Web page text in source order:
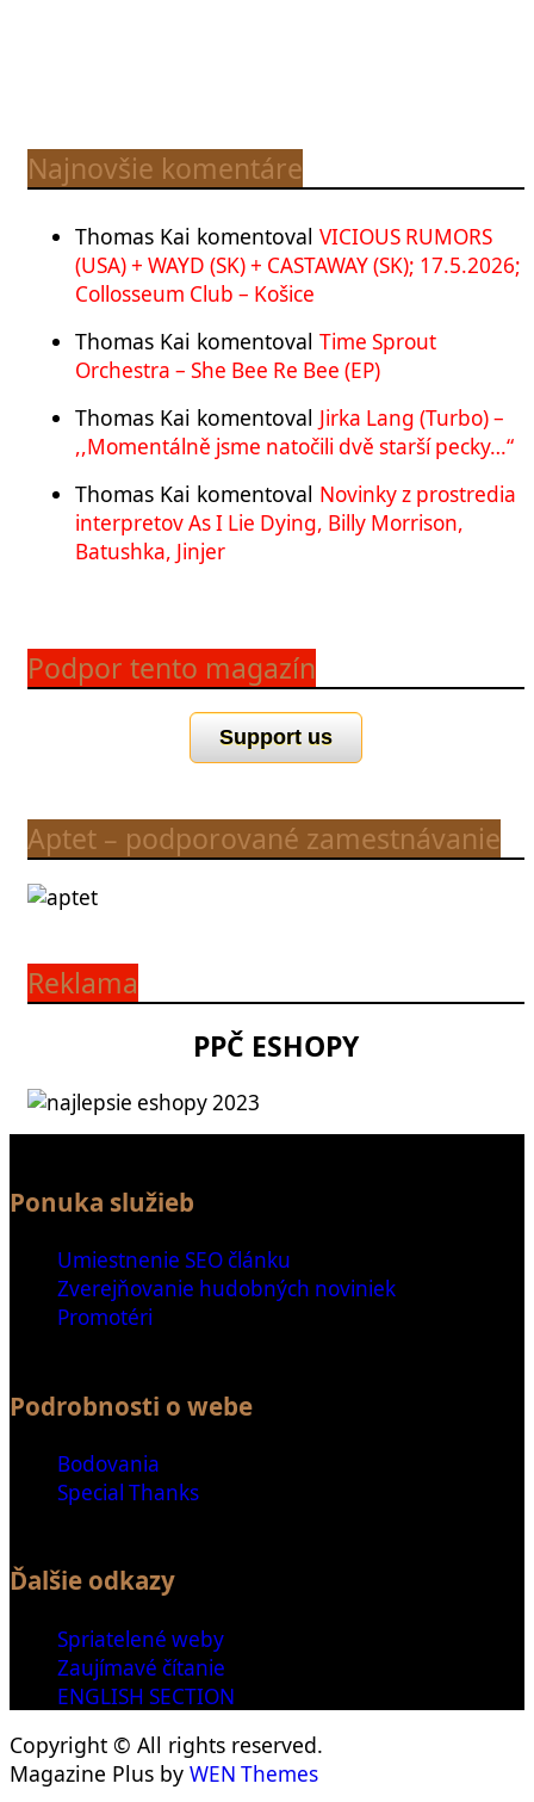
Najnovšie komentáre
Thomas Kai komentoval VICIOUS RUMORS
(USA) + WAYD (SK) + CASTAWAY (SK); 17.5.2026;
Collosseum Club – Košice
Thomas Kai komentoval Time Sprout
Orchestra – She Bee Re Bee (EP)
Thomas Kai komentoval Jirka Lang (Turbo) –
,,Momentálně jsme natočili dvě starší pecky…“
Thomas Kai komentoval Novinky z prostredia
interpretov As I Lie Dying, Billy Morrison,
Batushka, Jinjer
Podpor tento magazín
Support us
Aptet – podporované zamestnávanie
Reklama
PPČ ESHOPY
Ponuka služieb
Umiestnenie SEO článku
Zverejňovanie hudobných noviniek
Promotéri
Podrobnosti o webe
Bodovania
Special Thanks
Ďalšie odkazy
Spriatelené weby
Zaujímavé čítanie
ENGLISH SECTION
Copyright © All rights reserved.
Magazine Plus by WEN Themes